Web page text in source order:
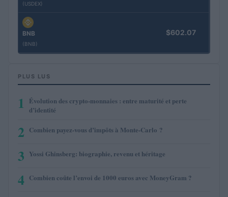
(USDEX)
BNB
(BNB)
$602.07
PLUS LUS
1
Évolution des crypto-monnaies : entre maturité et perte
d’identité
2 Combien payez-vous d’impôts à Monte-Carlo ?
3 Yossi Ghinsberg: biographie, revenu et héritage
4 Combien coûte l’envoi de 1000 euros avec MoneyGram ?